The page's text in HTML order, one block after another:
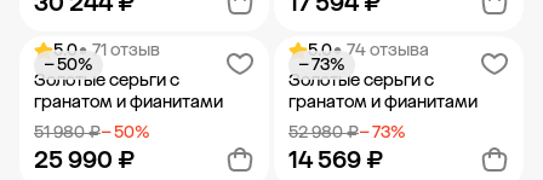
Добавить в корзину Добавить в корзину
5.0• 71 отзыв
Золотые серьги с
гранатом и фианитами
51 980 ₽− 50%
25 990 ₽
− 50%
5.0• 74 отзыва
Золотые серьги с
гранатом и фианитами
52 980 ₽− 73%
14 569 ₽
− 73%